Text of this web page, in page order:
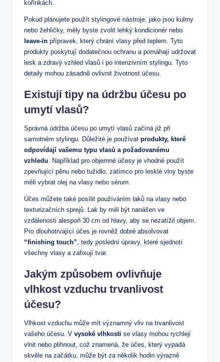
kořínkách.
Pokud plánujete použít stylingové nástroje, jako jsou kulmy
nebo žehličky, měly byste zvolit lehký kondicionér nebo
leave-in přípravek, který chrání vlasy před teplem. Tyto
produkty poskytují dodatečnou ochranu a pomáhají udržovat
lesk a zdravý vzhled vlasů i po intenzivním stylingu. Tyto
detaily mohou zásadně ovlivnit životnost účesu.
Existují tipy na údržbu účesu po
umytí vlasů?
Správná údržba účesu po umytí vlasů začíná již při
samotném stylingu. Důležité je používat produkty, které
odpovídají vašemu typu vlasů a požadovanému
vzhledu. Například pro objemné účesy je vhodné použít
zpevňující pěnu nebo tužidlo, zatímco pro lesklé vlny byste
měli vybrat olej na vlasy nebo sérum.
Účes můžete také posílit používáním laků na vlasy nebo
texturizačních sprejů. Lak by měl být nanášen ve
vzdálenosti alespoň 30 cm od hlavy, aby se nezatížil objem.
Pro dlouhotrvající účes je rovněž dobré absolvovat
“finishing touch”, tedy poslední úpravy, které sjednotí
všechny vlasy a zafixují tvar.
Jakým způsobem ovlivňuje
vlhkost vzduchu trvanlivost
účesu?
Vlhkost vzduchu může mít významný vliv na trvanlivost
vašeho účesu. V vysoké vlhkosti se vlasy mohou rychleji
vlnit nebo plihnout, což znamená, že účes, který vypadá
skvěle na začátku, může být za několik hodin výrazně